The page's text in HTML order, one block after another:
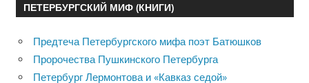
ПЕТЕРБУРГСКИЙ МИФ (КНИГИ)
Предтеча Петербургского мифа поэт Батюшков
Пророчества Пушкинского Петербурга
Петербург Лермонтова и «Кавказ седой»